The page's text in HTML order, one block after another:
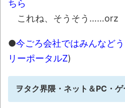
いう無茶に踏み切ってし
まるで親子のような
wwwwwwwwwwww
全方位青い芝包囲網
ちら
これね、そうそう……orz
●今ごろ会社ではみんなど
リーポータルZ)
ヲタク界隈・ネット＆PC・